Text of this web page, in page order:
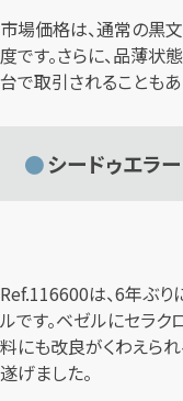
市場価格は、通常の黒
度です。さらに、品薄
台で取引されることもあ
シードゥエラ
Ref.116600は、6年ぶ
ルです。ベゼルにセラ
料にも改良がくわえら
遂げました。